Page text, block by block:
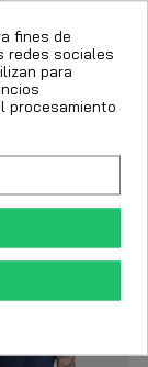
también
fines de
redes sociales
para
procesamiento